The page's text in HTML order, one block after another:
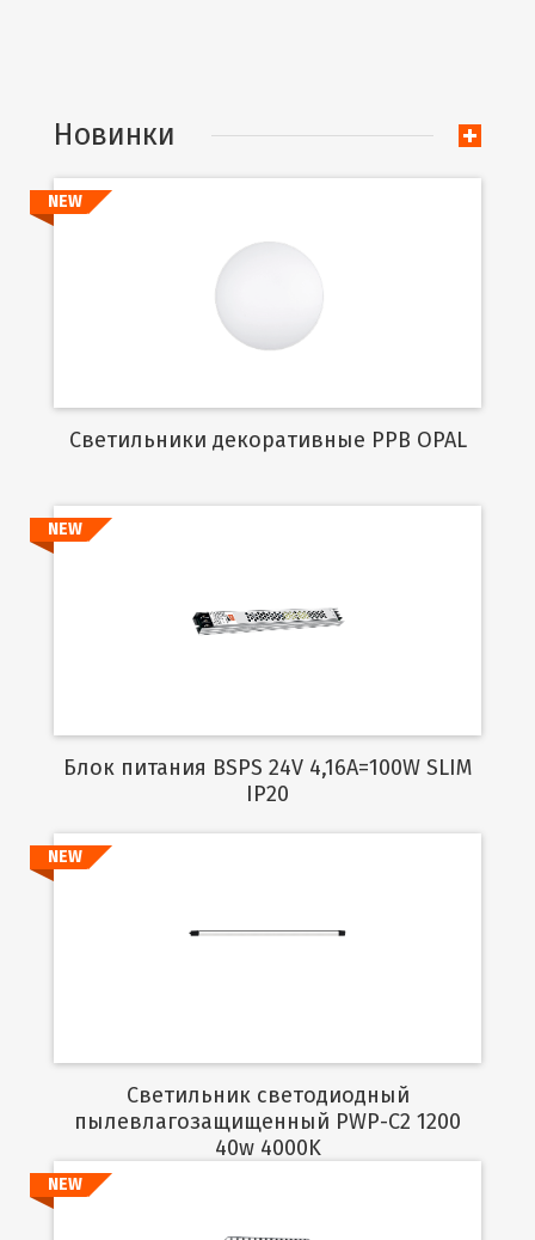
Новинки
NEW
Cветильники декоративные PPB OPAL
Подробнее
NEW
Блок питания BSPS 24V 4,16A=100W SLIM
IP20
NEW
Светильник светодиодный
пылевлагозащищенный PWP-C2 1200
40w 4000K
NEW